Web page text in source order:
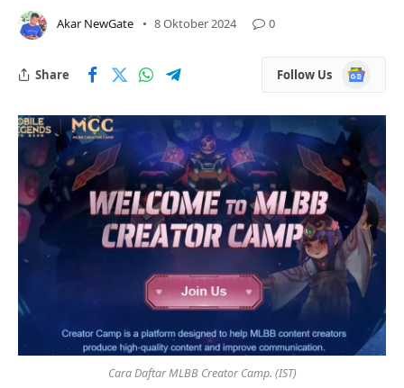
Akar NewGate 8 Oktober 2024 0
Share Follow Us
Google
News
Cara Daftar MLBB Creator Camp. (IST)